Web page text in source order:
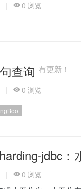
| 0 浏览
查询有更新！
| 0 浏览
jdbc
| 0 浏览